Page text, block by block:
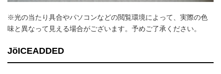
※光の当たり具合やパソコンなどの閲覧環境によって、実際の色
味と異なって見える場合がございます。予めご了承ください。
JöICEADDED